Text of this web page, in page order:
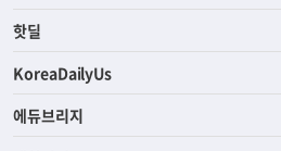
핫딜
KoreaDailyUs
에듀브리지